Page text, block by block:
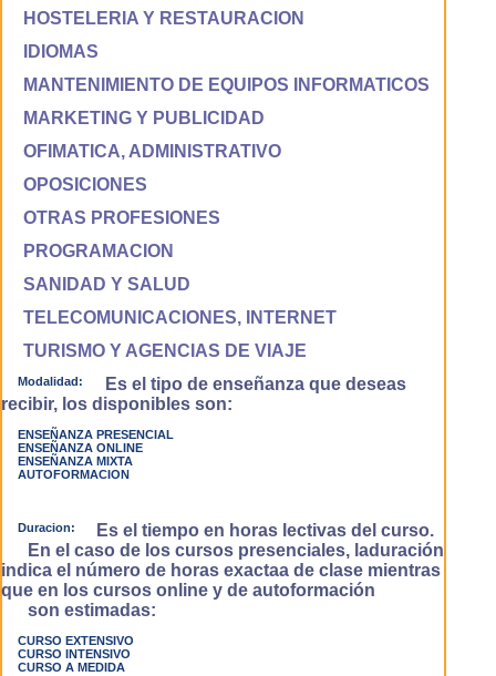
HOSTELERIA Y RESTAURACION
IDIOMAS
MANTENIMIENTO DE EQUIPOS INFORMATICOS
MARKETING Y PUBLICIDAD
OFIMATICA, ADMINISTRATIVO
OPOSICIONES
OTRAS PROFESIONES
PROGRAMACION
SANIDAD Y SALUD
TELECOMUNICACIONES, INTERNET
TURISMO Y AGENCIAS DE VIAJE
Modalidad:
Es el tipo de enseñanza que deseas
recibir, los disponibles son:
ENSEÑANZA PRESENCIAL
ENSEÑANZA ONLINE
ENSEÑANZA MIXTA
AUTOFORMACION
Duracion:
Es el tiempo en horas lectivas del curso.
En el caso de los cursos presenciales, laduración
indica el número de horas exactaa de clase mientras
que en los cursos online y de autoformación
son estimadas:
CURSO EXTENSIVO
CURSO INTENSIVO
CURSO A MEDIDA